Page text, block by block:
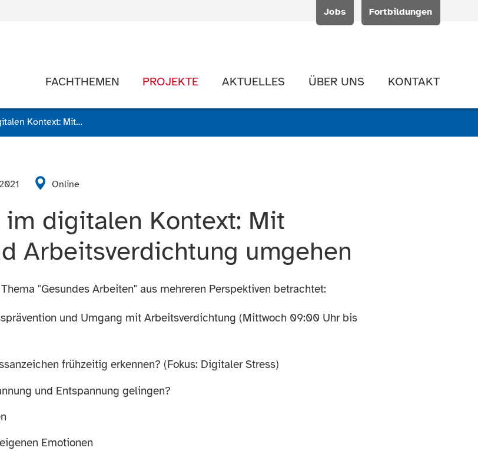
Jobs Fortbildungen
FACHTHEMEN PROJEKTE AKTUELLES ÜBER UNS KONTAKT
Gesundes Arbeiten im digitalen Kontext: Mit digitalem Stress und Arbeitsverdichtung umgehen
Online
digitalen Kontext: Mit
Arbeitsverdichtung umgehen
"Gesundes Arbeiten" aus mehreren Perspektiven betrachtet:
und Umgang mit Arbeitsverdichtung (Mittwoch 09:00 Uhr bis
frühzeitig erkennen? (Fokus: Digitaler Stress)
und Entspannung gelingen?
Emotionen